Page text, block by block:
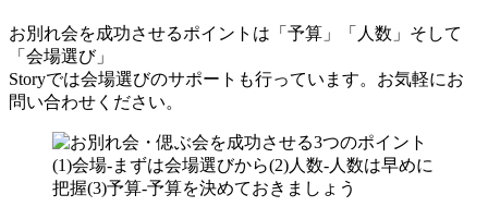
お別れ会を成功させるポイントは「予算」「人数」そして
「会場選び」
Storyでは会場選びのサポートも行っています。お気軽にお
問い合わせください。